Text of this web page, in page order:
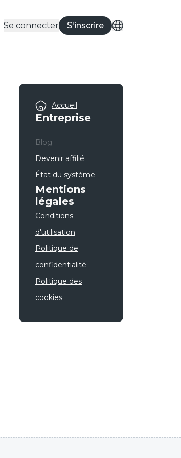
Se connecter S'inscrire
Accueil
Entreprise
Blog
Devenir affilié
État du système
Mentions
légales
Conditions
d'utilisation
Politique de
confidentialité
Politique des
cookies